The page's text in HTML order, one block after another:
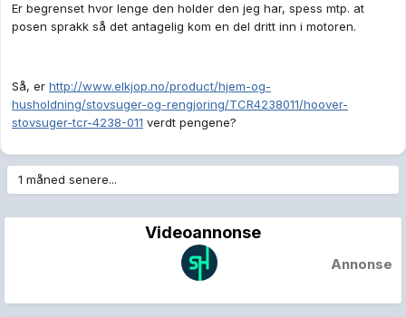
Er begrenset hvor lenge den holder den jeg har, spess mtp. at
posen sprakk så det antagelig kom en del dritt inn i motoren.
Så, er http://www.elkjop.no/product/hjem-og-
husholdning/stovsuger-og-rengjoring/TCR4238011/hoover-
stovsuger-tcr-4238-011 verdt pengene?
1 måned senere...
Videoannonse
Annonse